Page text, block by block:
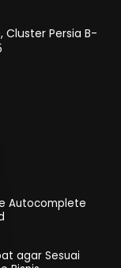
Cluster Persia B-
Autocomplete
agar Sesuai